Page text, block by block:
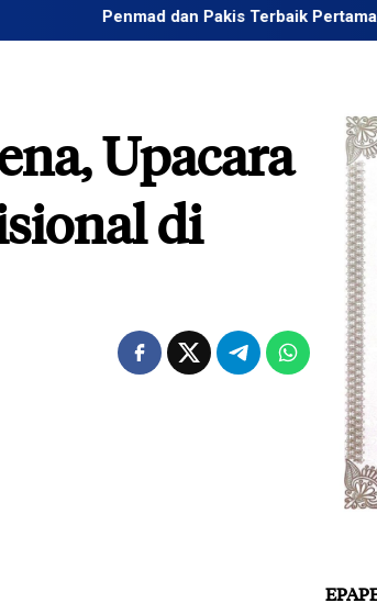
Penmad dan Pakis Terbaik Pertama LPj
Upacara
di